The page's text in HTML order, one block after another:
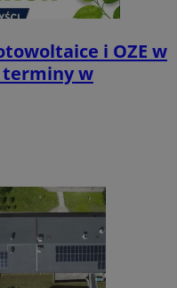
i OZE w
terminy w